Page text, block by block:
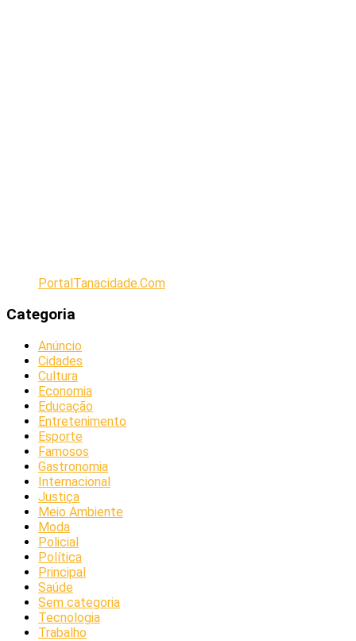
PortalTanacidade.Com
Categoria
Anúncio
Cidades
Cultura
Economia
Educação
Entretenimento
Esporte
Famosos
Gastronomia
Internacional
Justiça
Meio Ambiente
Moda
Policial
Política
Principal
Saúde
Sem categoria
Tecnologia
Trabalho